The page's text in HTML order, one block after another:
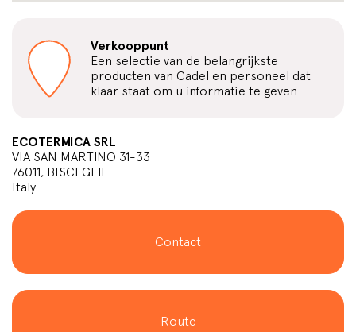
Verkooppunt
Een selectie van de belangrijkste
producten van Cadel en personeel dat
klaar staat om u informatie te geven
ECOTERMICA SRL
VIA SAN MARTINO 31-33
76011, BISCEGLIE
Italy
Contact
Route